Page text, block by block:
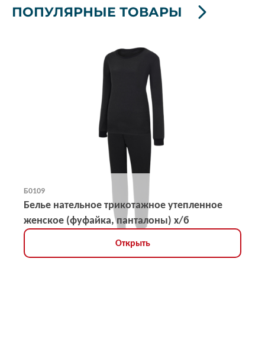
ПОПУЛЯРНЫЕ ТОВАРЫ
Б0109
Белье нательное трикотажное утепленное
женское (фуфайка, панталоны) х/б
Открыть